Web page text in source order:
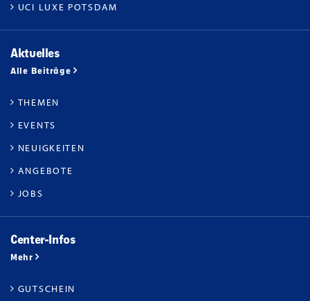
UCI LUXE POTSDAM
Aktuelles
Alle Beiträge
THEMEN
EVENTS
NEUIGKEITEN
ANGEBOTE
JOBS
Center-Infos
Mehr
GUTSCHEIN